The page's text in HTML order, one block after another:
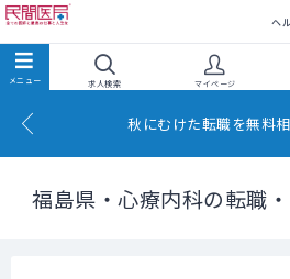
ヘ
求人検索 マイページ
秋にむけた転職を無料
福島県・心療内科の転職